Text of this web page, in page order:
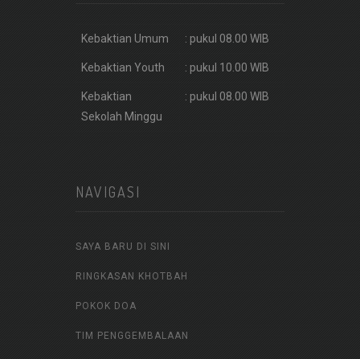
Kebaktian Umum : pukul 08.00 WIB
Kebaktian Youth : pukul 10.00 WIB
Kebaktian
Sekolah Minggu
: pukul 08.00 WIB
NAVIGASI
SAYA BARU DI SINI
RINGKASAN KHOTBAH
POKOK DOA
TIM PENGGEMBALAAN